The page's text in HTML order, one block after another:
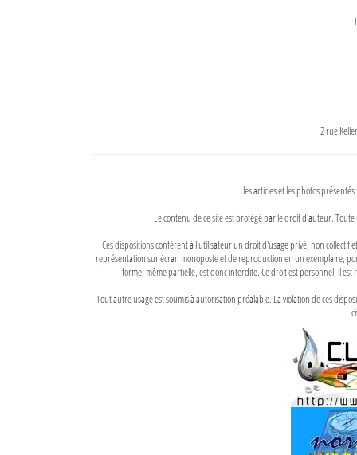
2 rue
les articles et les photos
Le contenu de ce site est protégé par le droit d'auteur.
Ces dispositions confèrent à l'utilisateur un droit d'usage privé, non
représentation sur écran monoposte et de reproduction en un exemplaire,
forme, même partielle, est donc interdite. Ce droit est personnel, il
Tout autre usage est soumis à autorisation préalable. La violation de ces